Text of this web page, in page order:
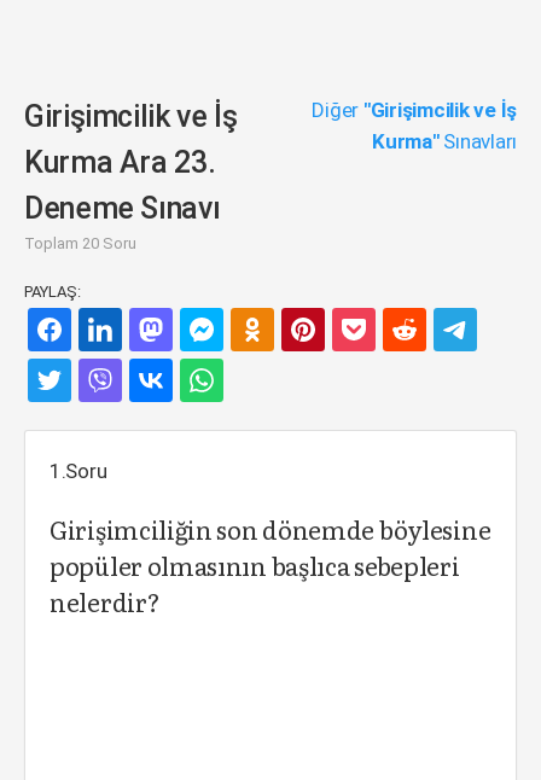
Girişimcilik ve İş
Kurma Ara 23.
Deneme Sınavı
Toplam 20 Soru
Diğer "Girişimcilik ve İş
Kurma"Sınavları
PAYLAŞ:
1.Soru
Girişimciliğin son dönemde böylesine
popüler olmasının başlıca sebepleri
nelerdir?